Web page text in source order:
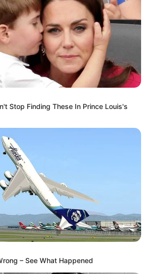
Stop Finding These In Prince Louis's
– See What Happened